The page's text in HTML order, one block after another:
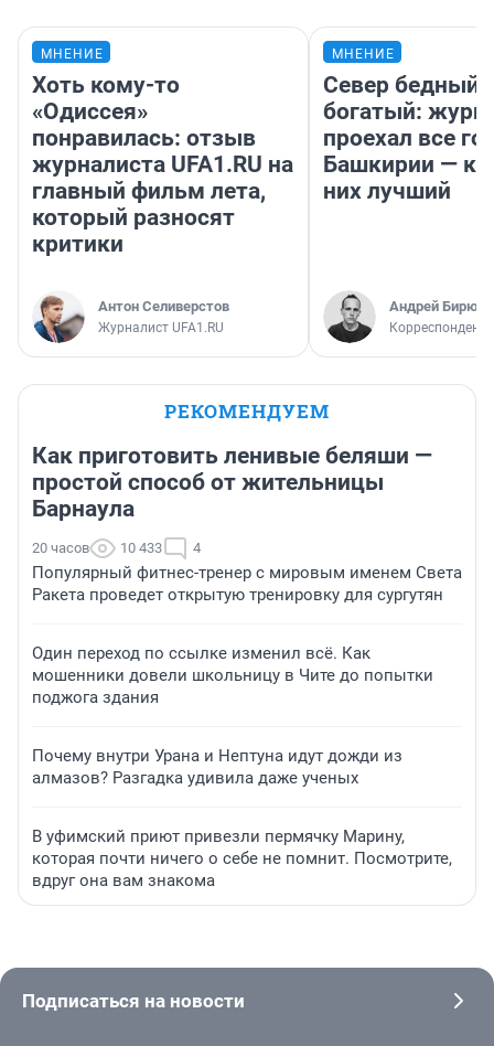
МНЕНИЕ
Хоть кому-то
«Одиссея»
понравилась: отзыв
журналиста UFA1.RU на
главный фильм лета,
который разносят
критики
Антон Селиверстов
Журналист UFA1.RU
МНЕНИЕ
Север бедный,
богатый:
проехал все
Башкирии —
них лучший
Андрей
Корреспондент
РЕКОМЕНДУЕМ
Как приготовить ленивые беляши —
простой способ от жительницы
Барнаула
20 часов 10 433 4
Популярный фитнес-тренер с мировым именем Света
Ракета проведет открытую тренировку для сургутян
Один переход по ссылке изменил всё. Как
мошенники довели школьницу в Чите до попытки
поджога здания
Почему внутри Урана и Нептуна идут дожди из
алмазов? Разгадка удивила даже ученых
В уфимский приют привезли пермячку Марину,
которая почти ничего о себе не помнит. Посмотрите,
вдруг она вам знакома
Подписаться на новости